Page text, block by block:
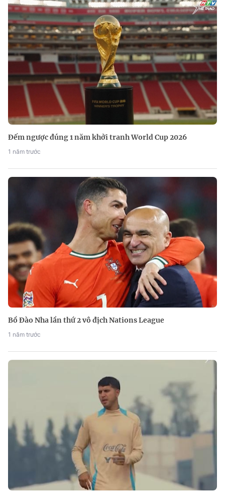
Đếm ngược đúng 1 năm khởi tranh World Cup 2026
1 năm trước
Bồ Đào Nha lần thứ 2 vô địch Nations League
1 năm trước